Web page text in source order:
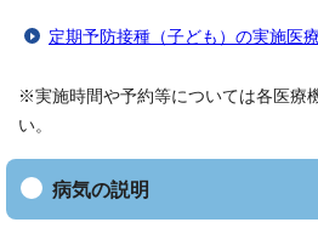
定期予防接種（子ども）の実施医
※実施時間や予約等については各医療
い。
病気の説明